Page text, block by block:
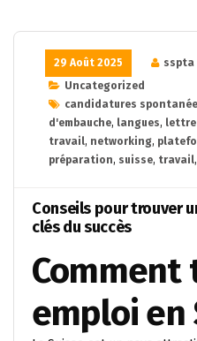
29 Août 2025 sspta
Uncategorized
candidatures
d'embauche, langues, lettre
travail, networking,
préparation, suisse, travail,
Conseils pour trouver
clés du succès
Comment
emploi en